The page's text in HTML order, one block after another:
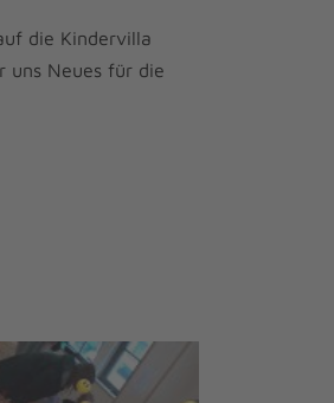
die Kindervilla
uns Neues für die